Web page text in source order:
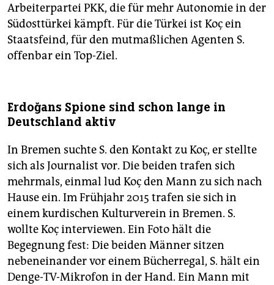
Arbeiterpartei PKK, die für mehr Autonomie in der
Südosttürkei kämpft. Für die Türkei ist Koç ein
Staatsfeind, für den mutmaßlichen Agenten S.
offenbar ein Top-Ziel.
Erdoğans Spione sind schon lange in
Deutschland aktiv
In Bremen suchte S. den Kontakt zu Koç, er stellte
sich als Journalist vor. Die beiden trafen sich
mehrmals, einmal lud Koç den Mann zu sich nach
Hause ein. Im Frühjahr 2015 trafen sie sich in
einem kurdischen Kulturverein in Bremen. S.
wollte Koç interviewen. Ein Foto hält die
Begegnung fest: Die beiden Männer sitzen
nebeneinander vor einem Bücherregal, S. hält ein
Denge-TV-Mikrofon in der Hand. Ein Mann mit